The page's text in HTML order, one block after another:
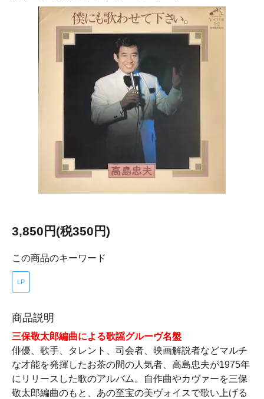
3,850円(税350円)
この商品のキーワード
LP
商品説明
三保敬太郎編曲による歌謡グルーヴ名盤
俳優、歌手、タレント、司会者、映画解説者などマルチ
な才能を発揮したお茶の間の人気者、高島忠夫が1975年
にリリースした歌のアルバム。自作曲やカヴァーを三保
敬太郎編曲のもと、あの至宝の美ヴォイスで歌い上げる